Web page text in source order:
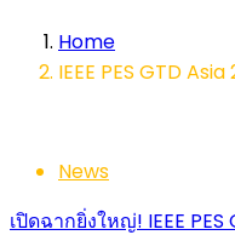
Home
IEEE PES GTD
News
เปิดฉากยิ่งใหญ่! IEEE